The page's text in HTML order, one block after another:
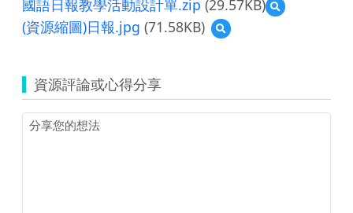
國語日報教學活動設計單.zip (29.57KB)
預
覽
學
(資源縮圖)日報.jpg (71.58KB)
預
覽
圖)
日
資源評論或心得分享